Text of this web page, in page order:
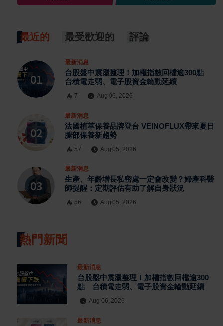
最近的 最受歡迎的 評論
最新消息
台股盤中震盪整理！加權指數回檔逾300點
台積電走弱、電子股資金輪動延續
7 Aug 06, 2026
最新消息
法國植萃保養品牌登台 VEINOFLUX帶來夏日
腿部保養新趨勢
57 Aug 05, 2026
最新消息
生產、年齡增長私密處一定會改變？婦產科醫
師提醒：定期評估有助了解自身狀況
56 Aug 05, 2026
熱門新聞
最新消息
台股盤中震盪整理！加權指數回檔逾300
點 台積電走弱、電子股資金輪動延續
Aug 06, 2026
最新消息